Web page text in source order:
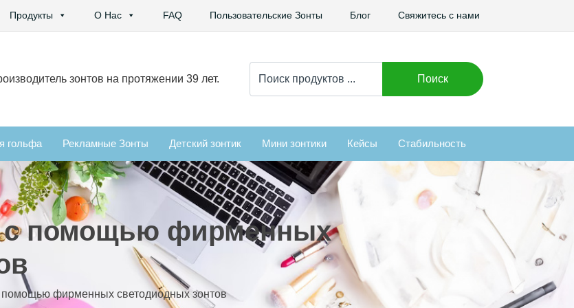
Продукты О Нас FAQ Пользовательские Зонты Блог Свяжитесь с нами
зонтов на протяжении 39 лет.
Поиск
гольфа Рекламные Зонты Детский зонтик Мини зонтики Кейсы Стабильность
с помощью фирменных
помощью фирменных светодиодных зонтов